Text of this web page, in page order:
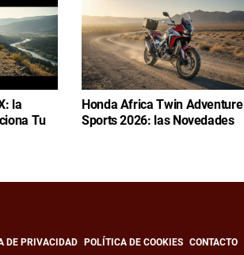
la
Tu
Honda Africa Twin Adventure
Sports 2026: las Novedades
DE PRIVACIDAD POLÍTICA DE COOKIES CONTACTO